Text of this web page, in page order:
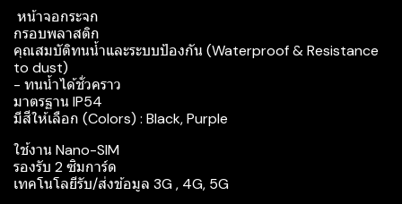
หน้าจอกระจก
กรอบพลาสติก
คุณสมบัติทนน้ำและระบบป้องกัน (Waterproof & Resistance
to dust)
- ทนน้ำได้ชั่วคราว
มาตรฐาน IP54
มีสีให้เลือก (Colors) : Black, Purple
ใช้งาน Nano-SIM
รองรับ 2 ซิมการ์ด
เทคโนโลยีรับ/ส่งข้อมูล 3G , 4G, 5G